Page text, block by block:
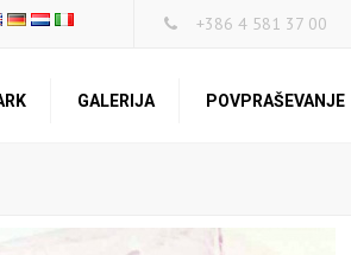
+386 4 581 37 00
GALERIJA POVPRAŠEVANJE